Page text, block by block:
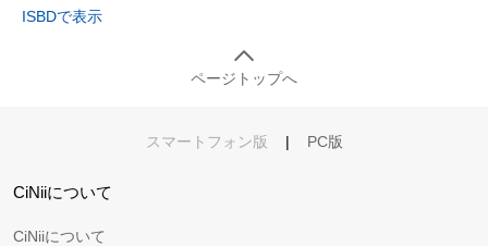
ISBDで表示
ページトップへ
スマートフォン版 | PC版
CiNiiについて
CiNiiについて